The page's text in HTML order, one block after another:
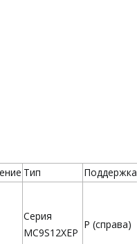
Тип Поддержка
Серия
MC9S12XEP
Р (справа)